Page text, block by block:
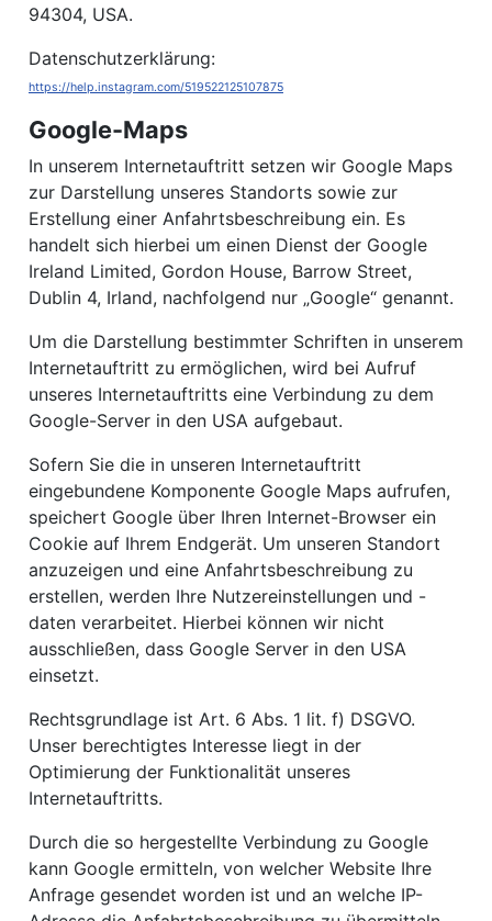
94304, USA.
Datenschutzerklärung:
https://help.instagram.com/519522125107875
Google-Maps
In unserem Internetauftritt setzen wir Google Maps
zur Darstellung unseres Standorts sowie zur
Erstellung einer Anfahrtsbeschreibung ein. Es
handelt sich hierbei um einen Dienst der Google
Ireland Limited, Gordon House, Barrow Street,
Dublin 4, Irland, nachfolgend nur „Google“ genannt.
Um die Darstellung bestimmter Schriften in unserem
Internetauftritt zu ermöglichen, wird bei Aufruf
unseres Internetauftritts eine Verbindung zu dem
Google-Server in den USA aufgebaut.
Sofern Sie die in unseren Internetauftritt
eingebundene Komponente Google Maps aufrufen,
speichert Google über Ihren Internet-Browser ein
Cookie auf Ihrem Endgerät. Um unseren Standort
anzuzeigen und eine Anfahrtsbeschreibung zu
erstellen, werden Ihre Nutzereinstellungen und -
daten verarbeitet. Hierbei können wir nicht
ausschließen, dass Google Server in den USA
einsetzt.
Rechtsgrundlage ist Art. 6 Abs. 1 lit. f) DSGVO.
Unser berechtigtes Interesse liegt in der
Optimierung der Funktionalität unseres
Internetauftritts.
Durch die so hergestellte Verbindung zu Google
kann Google ermitteln, von welcher Website Ihre
Anfrage gesendet worden ist und an welche IP-